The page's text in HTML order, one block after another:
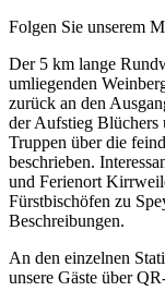
Folgen Sie unserem
Der 5 km lange
umliegenden
zurück an den
der Aufstieg Blüchers
Truppen über die
beschrieben.
und Ferienort
Fürstbischöfen zu
Beschreibungen.
An den einzelnen
unsere Gäste über